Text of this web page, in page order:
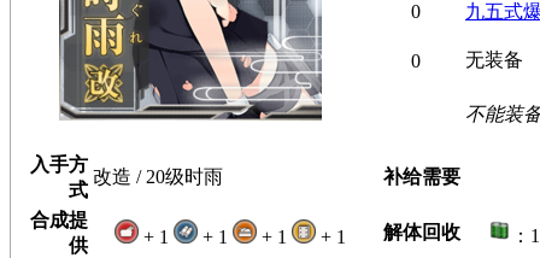
0 九五式
0 无装备
不能装
入手方
式
改造 / 20级时雨 补给需要
合成提
供
+ 1 + 1 + 1 + 1 解体回收 ：